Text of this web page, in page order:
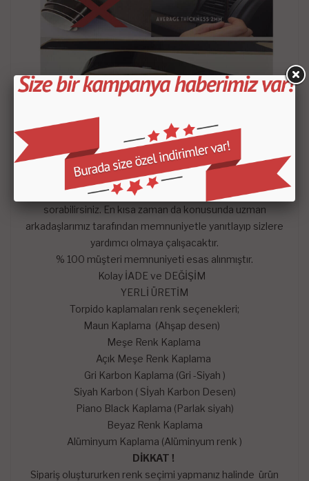
- Satın aldığınız setin içeriği KROKİDE belirtilen
parçalardan oluşmaktadır.
-Mars Cockpit Designgarantisini taşımaktadır.
Hangi satış pazarında olursa olsun çekinmeden dilediğiniz
sorularını mağazaya soru sor kısmından sorularınızı
sorabilirsiniz. En kısa zaman da konusunda uzman
arkadaşlarımız tarafından memnuniyetle yanıtlayıp sizlere
yardımcı olmaya çalışacaktır.
% 100 müşteri memnuniyeti esas alınmıştır.
Kolay İADE ve DEĞİŞİM
YERLİ ÜRETİM
Torpido kaplamaları renk seçenekleri;
Maun Kaplama (Ahşap desen)
Meşe Renk Kaplama
Açık Meşe Renk Kaplama
Gri Karbon Kaplama (Gri -Siyah )
Siyah Karbon ( Sİyah Karbon Desen)
Piano Black Kaplama (Parlak siyah)
Beyaz Renk Kaplama
Alüminyum Kaplama (Alüminyum renk )
DİKKAT !
Sipariş oluştururken renk seçimi yapmanız halinde ürün